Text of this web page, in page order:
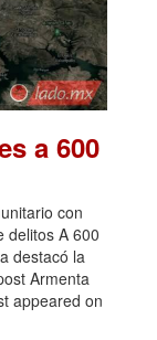
a 600
con
delitos A 600
destacó la
Armenta
appeared on